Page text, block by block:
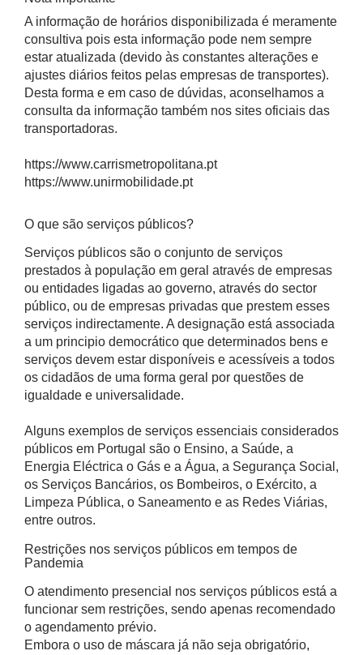
A informação de horários disponibilizada é meramente
consultiva pois esta informação pode nem sempre
estar atualizada (devido às constantes alterações e
ajustes diários feitos pelas empresas de transportes).
Desta forma e em caso de dúvidas, aconselhamos a
consulta da informação também nos sites oficiais das
transportadoras.
https://www.carrismetropolitana.pt
https://www.unirmobilidade.pt
O que são serviços públicos?
Serviços públicos são o conjunto de serviços
prestados à população em geral através de empresas
ou entidades ligadas ao governo, através do sector
público, ou de empresas privadas que prestem esses
serviços indirectamente. A designação está associada
a um principio democrático que determinados bens e
serviços devem estar disponíveis e acessíveis a todos
os cidadãos de uma forma geral por questões de
igualdade e universalidade.
Alguns exemplos de serviços essenciais considerados
públicos em Portugal são o Ensino, a Saúde, a
Energia Eléctrica o Gás e a Água, a Segurança Social,
os Serviços Bancários, os Bombeiros, o Exército, a
Limpeza Pública, o Saneamento e as Redes Viárias,
entre outros.
Restrições nos serviços públicos em tempos de
Pandemia
O atendimento presencial nos serviços públicos está a
funcionar sem restrições, sendo apenas recomendado
o agendamento prévio.
Embora o uso de máscara já não seja obrigatório,